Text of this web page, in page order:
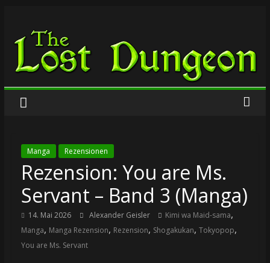
springen
The
Lost
Dungeon
Manga Rezensionen
Rezension: You are Ms.
Servant – Band 3 (Manga)
14. Mai 2026 Alexander Geisler Kimi wa Maid-sama,
Manga, Manga Rezension, Rezension, Shogakukan, Tokyopop,
You are Ms. Servant